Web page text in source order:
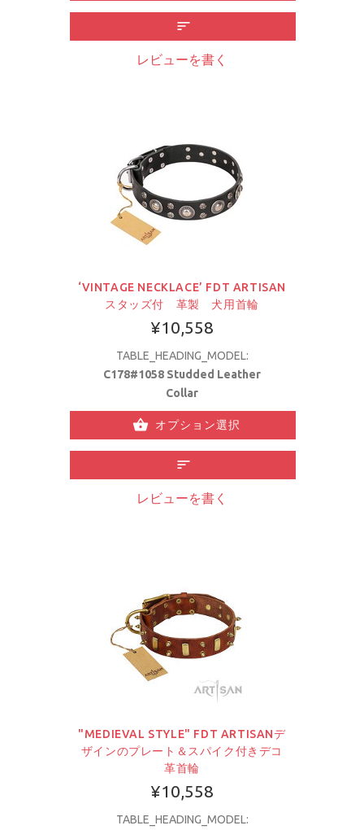
レビューを書く
‘VINTAGE NECKLACE’ FDT ARTISAN
スタッズ付 革製 犬用首輪
¥10,558
TABLE_HEADING_MODEL:
C178#1058 Studded Leather
Collar
オプション選択
レビューを書く
"MEDIEVAL STYLE" FDT ARTISANデ
ザインのプレート＆スパイク付きデコ
革首輪
¥10,558
TABLE_HEADING_MODEL: